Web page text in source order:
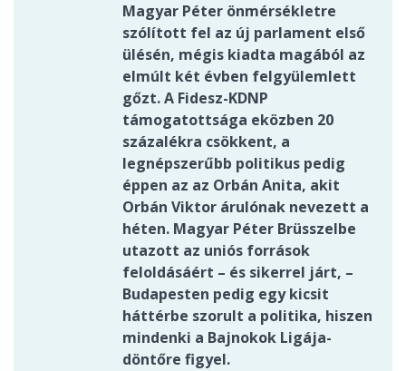
Magyar Péter önmérsékletre
szólított fel az új parlament első
ülésén, mégis kiadta magából az
elmúlt két évben felgyülemlett
gőzt. A Fidesz-KDNP
támogatottsága eközben 20
százalékra csökkent, a
legnépszerűbb politikus pedig
éppen az az Orbán Anita, akit
Orbán Viktor árulónak nevezett a
héten. Magyar Péter Brüsszelbe
utazott az uniós források
feloldásáért – és sikerrel járt, –
Budapesten pedig egy kicsit
háttérbe szorult a politika, hiszen
mindenki a Bajnokok Ligája-
döntőre figyel.